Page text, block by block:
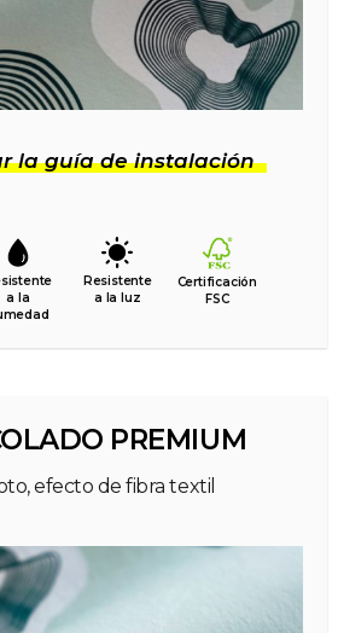
la guía de instalación
a la
Resistente
a la luz
Certificación
FSC
PREMIUM
efecto de fibra textil